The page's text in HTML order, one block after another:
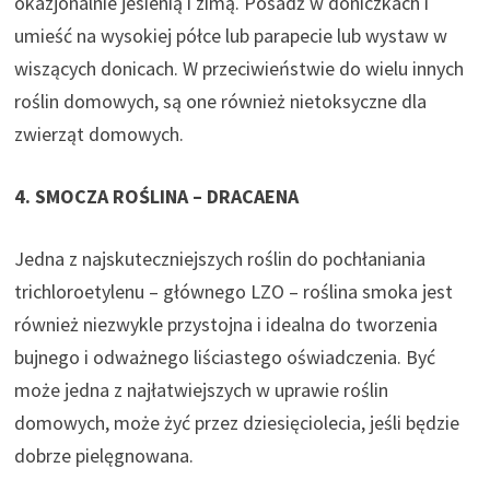
umieść na wysokiej półce lub parapecie lub wystaw w
wiszących donicach. W przeciwieństwie do wielu innych
roślin domowych, są one również nietoksyczne dla
zwierząt domowych.
4. SMOCZA ROŚLINA – DRACAENA
Jedna z najskuteczniejszych roślin do pochłaniania
trichloroetylenu – głównego LZO – roślina smoka jest
również niezwykle przystojna i idealna do tworzenia
bujnego i odważnego liściastego oświadczenia. Być
może jedna z najłatwiejszych w uprawie roślin
domowych, może żyć przez dziesięciolecia, jeśli będzie
dobrze pielęgnowana.